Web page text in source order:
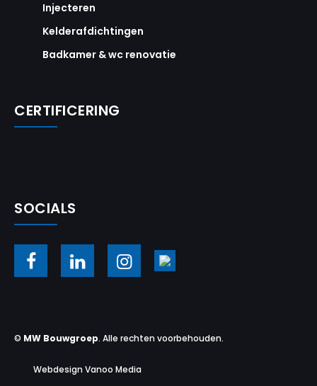
Injecteren
Kelderafdichtingen
Badkamer & wc renovatie
CERTIFICERING
SOCIALS
© MW Bouwgroep. Alle rechten voorbehouden.
Webdesign Vanoo Media